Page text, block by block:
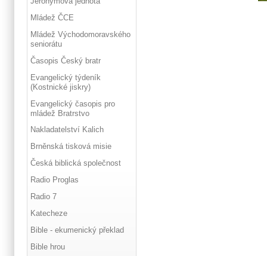
Mládež ČCE
Mládež Východomoravského
seniorátu
Časopis Český bratr
Evangelický týdeník
(Kostnické jiskry)
Evangelický časopis pro
mládež Bratrstvo
Nakladatelství Kalich
Brněnská tisková misie
Česká biblická společnost
Radio Proglas
Radio 7
Katecheze
Bible - ekumenický překlad
Bible hrou